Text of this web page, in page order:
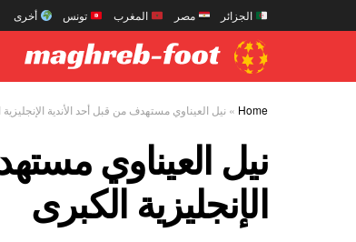
الجزائر مصر المغرب تونس أخرى
Home
» نيل العيناوي مستهدف من قبل أحد الأندية
نيل العيناوي
الإنجليزية الكبرى